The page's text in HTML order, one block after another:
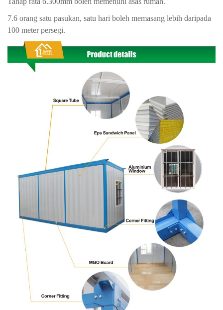
7.6 orang satu pasukan, satu hari boleh memasang lebih daripada
100 meter persegi.